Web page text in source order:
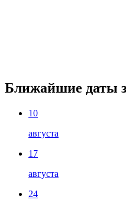
Ближайшие даты
10
августа
17
августа
24